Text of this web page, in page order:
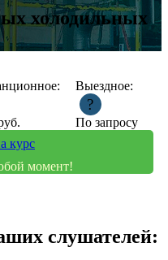
холодильных
Выездное:
?
По запросу
курс
момент!
слушателей: